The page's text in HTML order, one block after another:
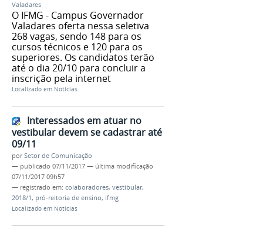
Valadares
O IFMG - Campus Governador
Valadares oferta nessa seletiva
268 vagas, sendo 148 para os
cursos técnicos e 120 para os
superiores. Os candidatos terão
até o dia 20/10 para concluir a
inscrição pela internet
Localizado em Notícias
Interessados em atuar no
vestibular devem se cadastrar até
09/11
porSetor de Comunicação
— publicado 07/11/2017 — última modificação
07/11/2017 09h57
— registrado em: colaboradores, vestibular,
2018/1, pró-reitoria de ensino, ifmg
Localizado em Notícias